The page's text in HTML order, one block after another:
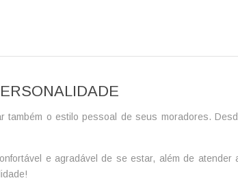
também o estilo pessoal de seus moradores.
e agradável de se estar, além de